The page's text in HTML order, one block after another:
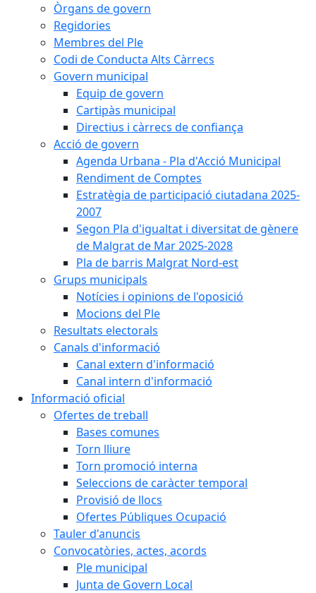
Òrgans de govern
Regidories
Membres del Ple
Codi de Conducta Alts Càrrecs
Govern municipal
Equip de govern
Cartipàs municipal
Directius i càrrecs de confiança
Acció de govern
Agenda Urbana - Pla d'Acció Municipal
Rendiment de Comptes
Estratègia de participació ciutadana 2025-
2007
Segon Pla d'igualtat i diversitat de gènere
de Malgrat de Mar 2025-2028
Pla de barris Malgrat Nord-est
Grups municipals
Notícies i opinions de l'oposició
Mocions del Ple
Resultats electorals
Canals d'informació
Canal extern d'informació
Canal intern d'informació
Informació oficial
Ofertes de treball
Bases comunes
Torn lliure
Torn promoció interna
Seleccions de caràcter temporal
Provisió de llocs
Ofertes Públiques Ocupació
Tauler d'anuncis
Convocatòries, actes, acords
Ple municipal
Junta de Govern Local